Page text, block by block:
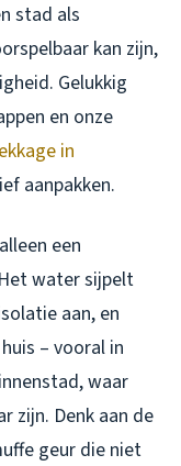
stad als
kan zijn,
Gelukkig
en onze
in
aanpakken.
een
water sijpelt
aan, en
– vooral in
waar
zijn. Denk aan de
geur die niet